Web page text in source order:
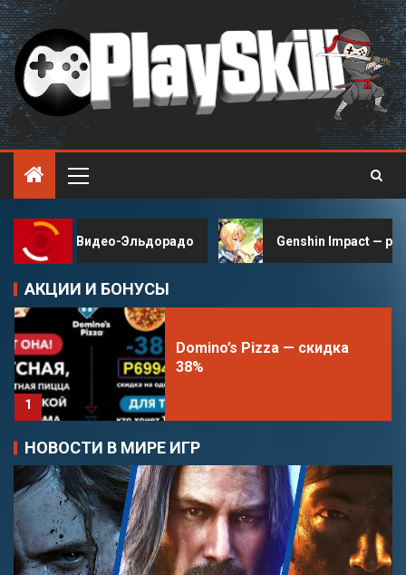
Эльдорадо Genshin Impact — рабочие
АКЦИИ И БОНУСЫ
3
Облачный гейминг —
GFN.RU
Domino’s Pizza — cкидка
38%
2
Онлайн-кинотеатр ivi
Облачный гейминг —
GFN.RU
НОВОСТИ В МИРЕ ИГР